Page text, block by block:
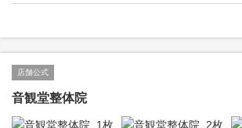
店舗公式
音観堂整体院